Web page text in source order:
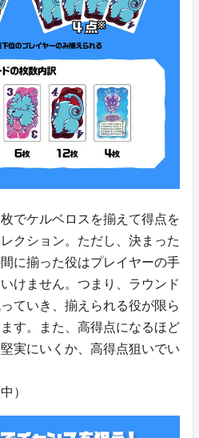
でケルベロスを揃えて得点を
クション。ただし、決まった
に揃った役はプレイヤーの手
けません。つまり、ラウンド
ていき、揃えられる役が限ら
す。また、高得点になるほど
実にいくか、高得点狙いでい
）